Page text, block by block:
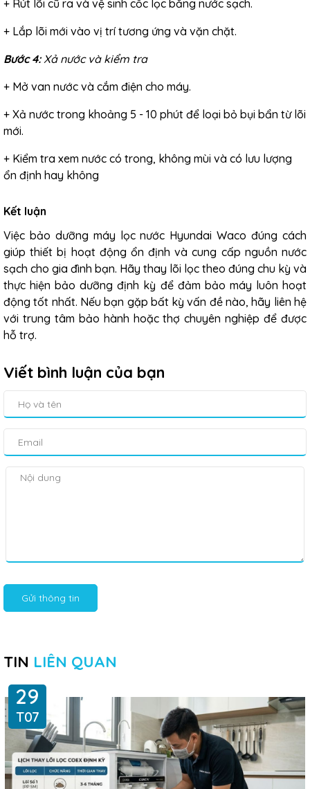
+ Rút lõi cũ ra và vệ sinh cốc lọc bằng nước sạch.
+ Lắp lõi mới vào vị trí tương ứng và vặn chặt.
Bước 4:Xả nước và kiểm tra
+ Mở van nước và cắm điện cho máy.
+ Xả nước trong khoảng 5 - 10 phút để loại bỏ bụi bẩn từ lõi
mới.
+ Kiểm tra xem nước có trong, không mùi và có lưu lượng
ổn định hay không
Kết luận
Việc bảo dưỡng máy lọc nước Hyundai Waco đúng cách
giúp thiết bị hoạt động ổn định và cung cấp nguồn nước
sạch cho gia đình bạn. Hãy thay lõi lọc theo đúng chu kỳ và
thực hiện bảo dưỡng định kỳ để đảm bảo máy luôn hoạt
động tốt nhất. Nếu bạn gặp bất kỳ vấn đề nào, hãy liên hệ
với trung tâm bảo hành hoặc thợ chuyên nghiệp để được
hỗ trợ.
Viết bình luận của bạn
Gửi thông tin
TIN LIÊN QUAN
29
T07